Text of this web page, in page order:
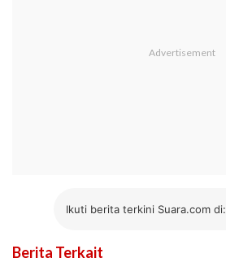
Ikuti berita terkini Suara.com di:
Berita Terkait